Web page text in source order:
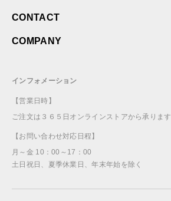
CONTACT
COMPANY
インフォメーション
【営業日時】
ご注文は３６５日オンラインストアから承ります
【お問い合わせ対応日程】
月～金 10：00～17：00
土日祝日、夏季休業日、年末年始を除く